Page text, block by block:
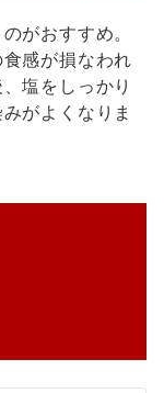
がおすすめ。
感が損なわれ
塩をしっかり
がよくなりま